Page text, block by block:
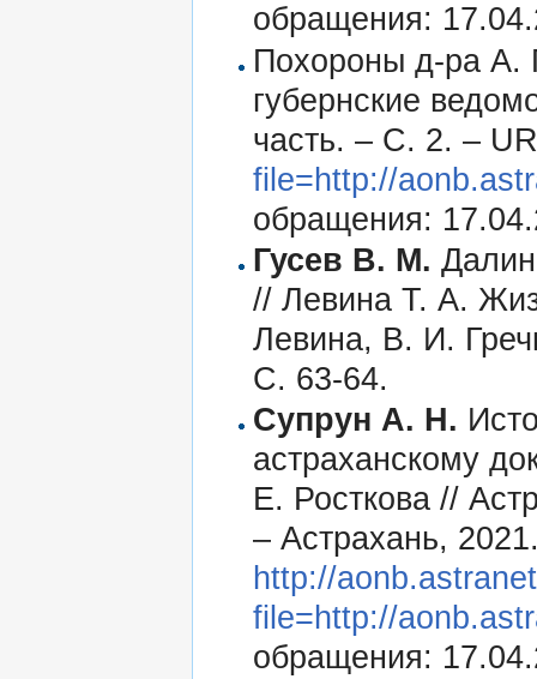
обращения:
Похороны д-ра А.
губернские
часть. – С. 2. –
file=http://
обращения:
Гусев В. М.
// Левина Т. А.
Левина, В. И.
С. 63-64.
Супрун А. Н.
астраханскому
Е. Росткова //
– Астрахань,
http://
file=http://
обращения: